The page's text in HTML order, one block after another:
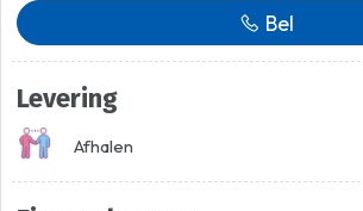
Bel
Levering
Afhalen